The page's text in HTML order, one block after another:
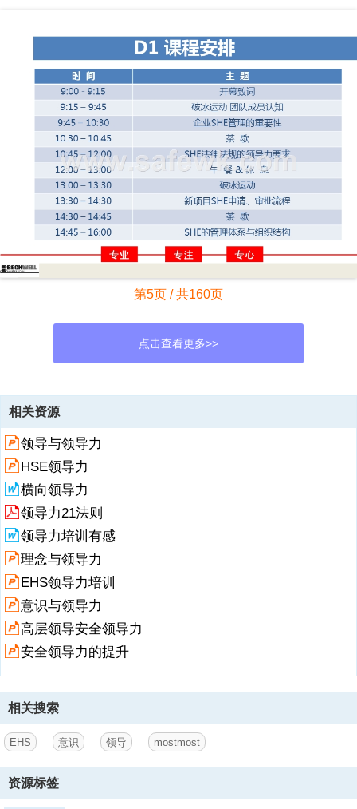
第5页 / 共160页
点击查看更多>>
资源描述
1、SHE意识与领导力,课程期待,了解SHE法律、法规的要求 明确主管
的SHE管理的角色与职责； 掌握现场安全管理必备技能； 帮助提升日
常安全管理能力； 了解并运用现场安全管理的基本工具； 作为企业安
全文化提升的先要条件。,为什么需要？,来自于SHE相关的法律、法规
的要求； 管理层针对SHE法律、法规要求的具体执行、职责的困惑；
公司SHE管理制度与现场实施之间的困惑； 深入的、有效的布置、实施
SHE管理； 生产与SHE、SHE与投入之间平衡的领导者； 直接影响和
改变员工的最佳人选； 优秀企业SHE文化的基础。,SHE领导力的必要
性,3,SHE法律法规要求,目 录,日常SHE管理必知,SHE领导力
2、审核,SHE管理体系与组织结构,D1 课程安排,D2 课程安排,破冰运
动：团队成员认知,请画四幅图： 您的故乡/家乡 您小时候最难忘的一件
事情 您现在的工作职能方向 您现在的生活 要求： 不得出现任何文字、
字母,1984年12月4日0时56分，位于印度博帕尔市的美国联合碳化物公
司农药厂发生甲基异氰酸酯(Methyl Isocyanate，简称MIC)毒气泄漏事
于1969年，生产杀虫剂西维因； 投产初期,总部委派了一名有良好安全
意识和操作经验的雇员担任厂长，50万
3、人工时无误工事故的优良安全纪录; 1980年，一名印度员工接替厂
长职务。他有很好财务背景，但对于安全和生产知之甚少 1982年起，
由于干旱等原因，该产品需求减少.1983年工厂的销售额下降了23%。
在本次事故发生之前，工厂停产了6个月。工厂管理层采取节约成本的
相关资源
领导与领导力
HSE领导力
横向领导力
领导力21法则
领导力培训有感
理念与领导力
EHS领导力培训
意识与领导力
高层领导安全领导力
安全领导力的提升
相关搜索
EHS 意识 领导 mostmost
资源标签